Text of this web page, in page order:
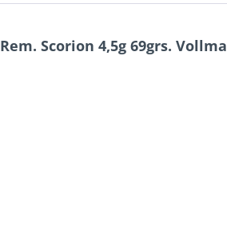
Scorion 4,5g 69grs.